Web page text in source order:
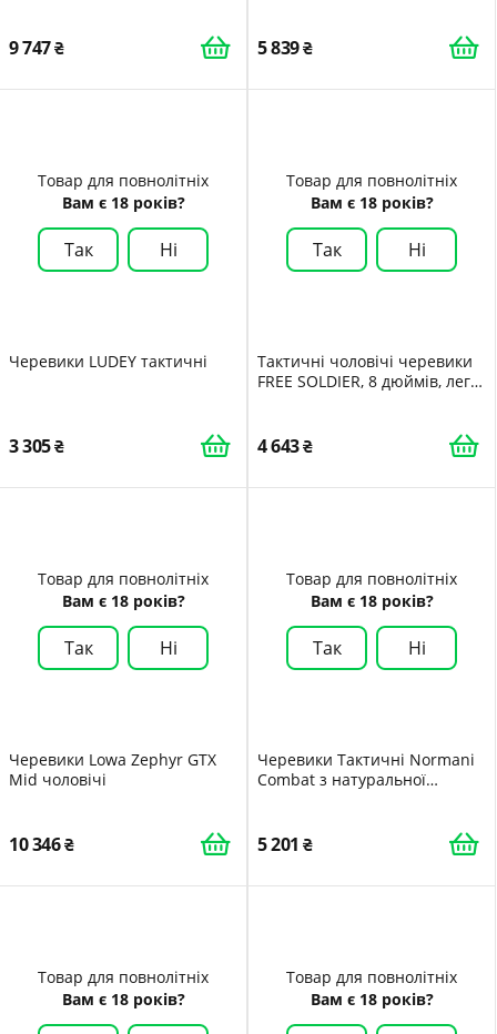
9 747 5 839
Товар для повнолітніх
Вам є 18 років?
Так Ні
Черевики LUDEY тактичні
3 305
Товар для повнолітніх
Вам є 18 років?
Так Ні
Тактичні чоловічі черевики
FREE SOLDIER, 8 дюймів, легкі
черевики, пустельні
4 643
Товар для повнолітніх
Вам є 18 років?
Так Ні
Черевики Lowa Zephyr GTX
Mid чоловічі
10 346
Товар для повнолітніх
Вам є 18 років?
Так Ні
Черевики Тактичні Normani
Combat з натуральної
5 201
Товар для повнолітніх
Вам є 18 років?
Товар для повнолітніх
Вам є 18 років?